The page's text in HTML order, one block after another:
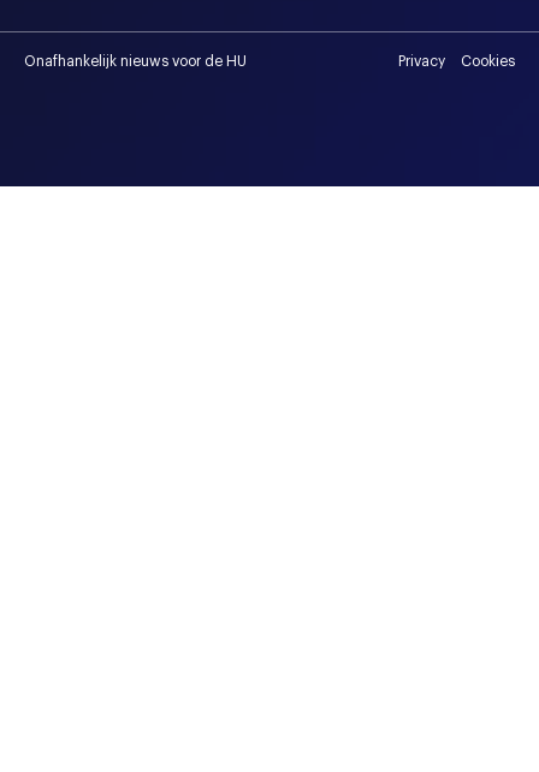
Onafhankelijk nieuws voor de HU Privacy Cookies